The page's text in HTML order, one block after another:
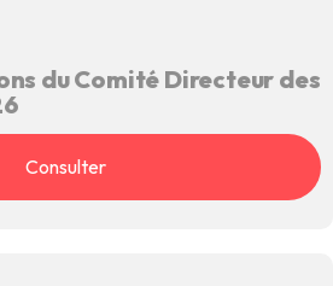
du Comité Directeur des
Consulter